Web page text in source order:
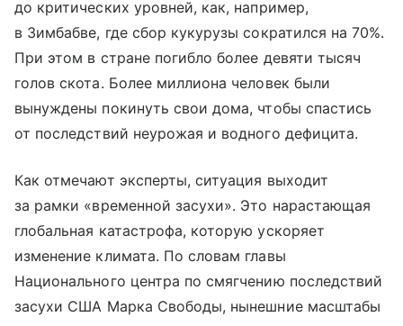
до критических уровней, как, например,
в Зимбабве, где сбор кукурузы сократился на 70%.
При этом в стране погибло более девяти тысяч
голов скота. Более миллиона человек были
вынуждены покинуть свои дома, чтобы спастись
от последствий неурожая и водного дефицита.
Как отмечают эксперты, ситуация выходит
за рамки «временной засухи». Это нарастающая
глобальная катастрофа, которую ускоряет
изменение климата. По словам главы
Национального центра по смягчению последствий
засухи США Марка Свободы, нынешние масштабы